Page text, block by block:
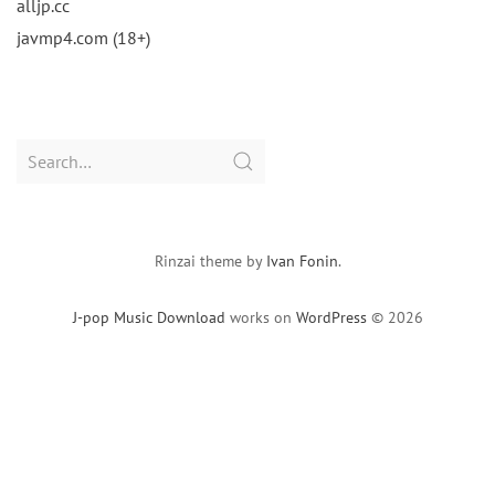
alljp.cc
javmp4.com (18+)
Search
J-pop Music Download works on WordPress © 2026
Rinzai theme by Ivan Fonin.